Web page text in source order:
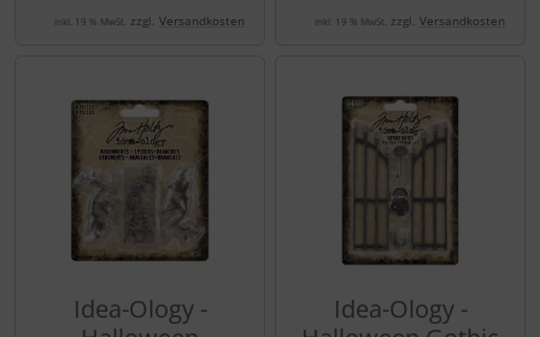
inkl. 19 % MwSt. zzgl. Versandkosten inkl. 19 % MwSt. zzgl. Versandkosten
Idea-Ology -
Idea-Ology -